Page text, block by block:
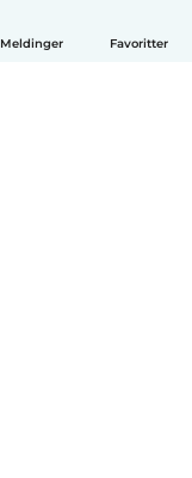
Meldinger Favoritter